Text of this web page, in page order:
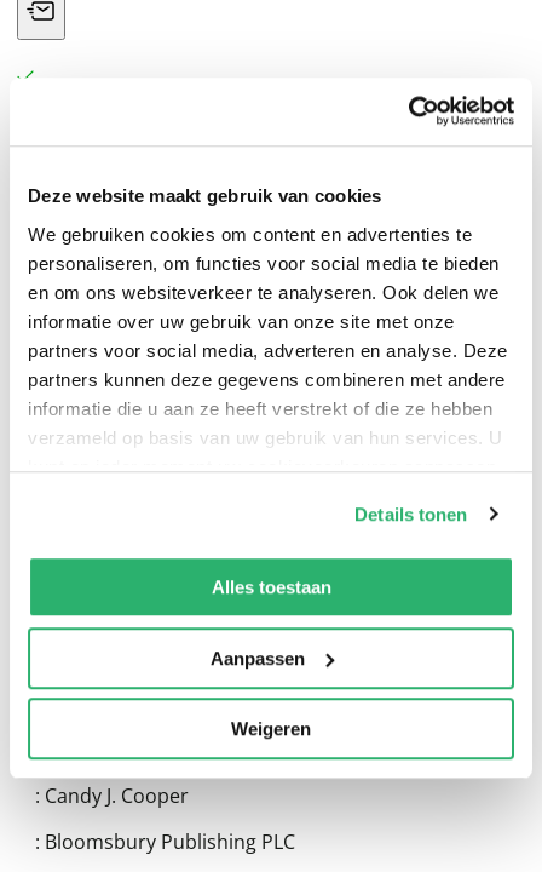
Deze website maakt gebruik van cookies
We gebruiken cookies om content en advertenties te
personaliseren, om functies voor social media te bieden
en om ons websiteverkeer te analyseren. Ook delen we
informatie over uw gebruik van onze site met onze
partners voor social media, adverteren en analyse. Deze
partners kunnen deze gegevens combineren met andere
informatie die u aan ze heeft verstrekt of die ze hebben
verzameld op basis van uw gebruik van hun services. U
kunt op ieder moment uw cookievoorkeuren aanpassen
We werken samen met13 derdendie uw gegevens
kunnen ontvangen en verwerken.
Details tonen
Alles toestaan
Aanpassen
Weigeren
0|0
: Candy J. Cooper
: Bloomsbury Publishing PLC